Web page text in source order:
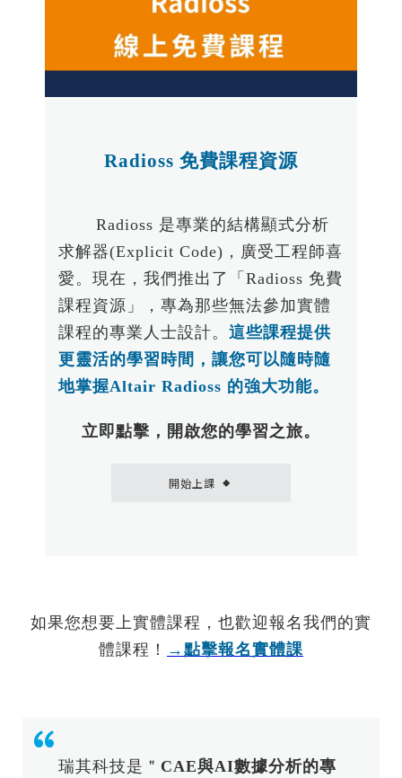
Radioss 免費課程資源
Radioss 是專業的結構顯式分析
求解器(Explicit Code)，廣受工程師喜
愛。現在，我們推出了「Radioss 免費
課程資源」，專為那些無法參加實體
課程的專業人士設計。 這些課程提供
更靈活的學習時間，讓您可以隨時隨
地掌握Altair Radioss 的強大功能。
立即點擊，開啟您的學習之旅。
開始上課 ◆
如果您想要上實體課程，也歡迎報名我們的實
體課程！ →點擊報名實體課
瑞其科技是＂ CAE與AI數據分析的專